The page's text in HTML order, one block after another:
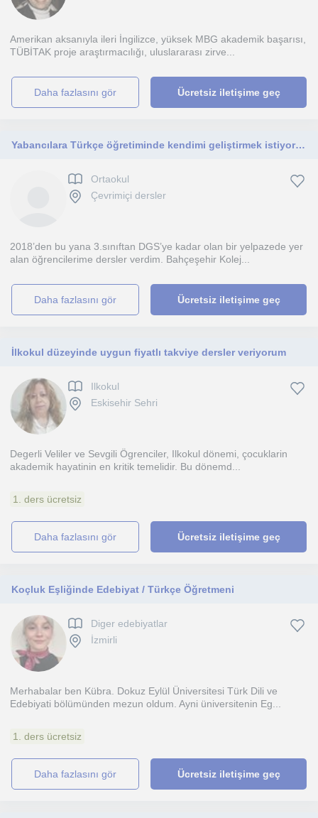
Amerikan aksanıyla ileri İngilizce, yüksek MBG akademik başarısı,
TÜBİTAK proje araştırmacılığı, uluslararası zirve...
daha fazlasını gör Ücretsiz iletişime geç
Yabancılara Türkçe öğretiminde kendimi geliştirmek istiyorum. Ayrıca İngilizcemi geliştirmek istiyorum.
Ortaokul
Çevrimiçi dersler
2018’den bu yana 3.sınıftan DGS’ye kadar olan bir yelpazede yer
alan öğrencilerime dersler verdim. Bahçeşehir Kolej...
daha fazlasını gör Ücretsiz iletişime geç
İlkokul düzeyinde uygun fiyatlı takviye dersler veriyorum
Ilkokul
Eskisehir Sehri
Degerli Veliler ve Sevgili Ögrenciler, Ilkokul dönemi, çocuklarin
akademik hayatinin en kritik temelidir. Bu dönemd...
1. ders ücretsiz
daha fazlasını gör Ücretsiz iletişime geç
Koçluk Eşliğinde Edebiyat / Türkçe Öğretmeni
Diger edebiyatlar
İzmirli
Merhabalar ben Kübra. Dokuz Eylül Üniversitesi Türk Dili ve
Edebiyati bölümünden mezun oldum. Ayni üniversitenin Eg...
1. ders ücretsiz
daha fazlasını gör Ücretsiz iletişime geç